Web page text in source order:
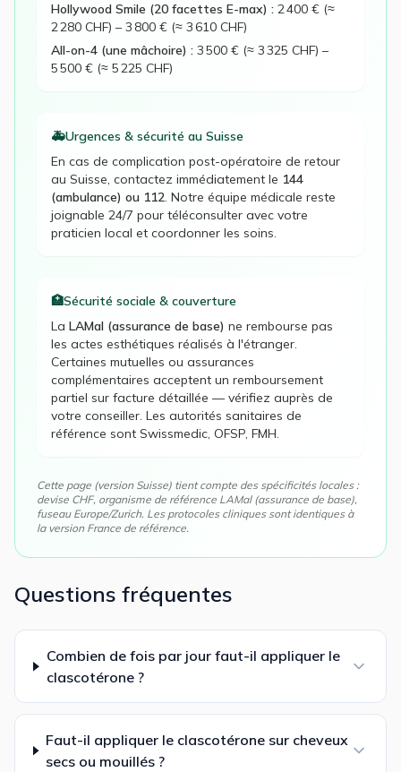
Hollywood Smile (20 facettes E-max) : 2 400 € (≈
2 280 CHF) – 3 800 € (≈ 3 610 CHF)
All-on-4 (une mâchoire) : 3 500 € (≈ 3 325 CHF) –
5 500 € (≈ 5 225 CHF)
🚑Urgences & sécurité au Suisse
En cas de complication post-opératoire de retour
au Suisse, contactez immédiatement le 144
(ambulance) ou 112. Notre équipe médicale reste
joignable 24/7 pour téléconsulter avec votre
praticien local et coordonner les soins.
🏥Sécurité sociale & couverture
La LAMal (assurance de base) ne rembourse pas
les actes esthétiques réalisés à l'étranger.
Certaines mutuelles ou assurances
complémentaires acceptent un remboursement
partiel sur facture détaillée — vérifiez auprès de
votre conseiller. Les autorités sanitaires de
référence sont Swissmedic, OFSP, FMH.
Cette page (version Suisse) tient compte des spécificités locales :
devise CHF, organisme de référence LAMal (assurance de base),
fuseau Europe/Zurich. Les protocoles cliniques sont identiques à
la version France de référence.
Questions fréquentes
Combien de fois par jour faut-il appliquer le
clascotérone ?
Faut-il appliquer le clascotérone sur cheveux
secs ou mouillés ?